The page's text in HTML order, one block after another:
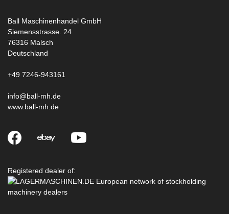
Ball Maschinenhandel GmbH
Siemensstrasse. 24
76316 Malsch
Deutschland
+49 7246-943161
info@ball-mh.de
www.ball-mh.de
Registered dealer of: